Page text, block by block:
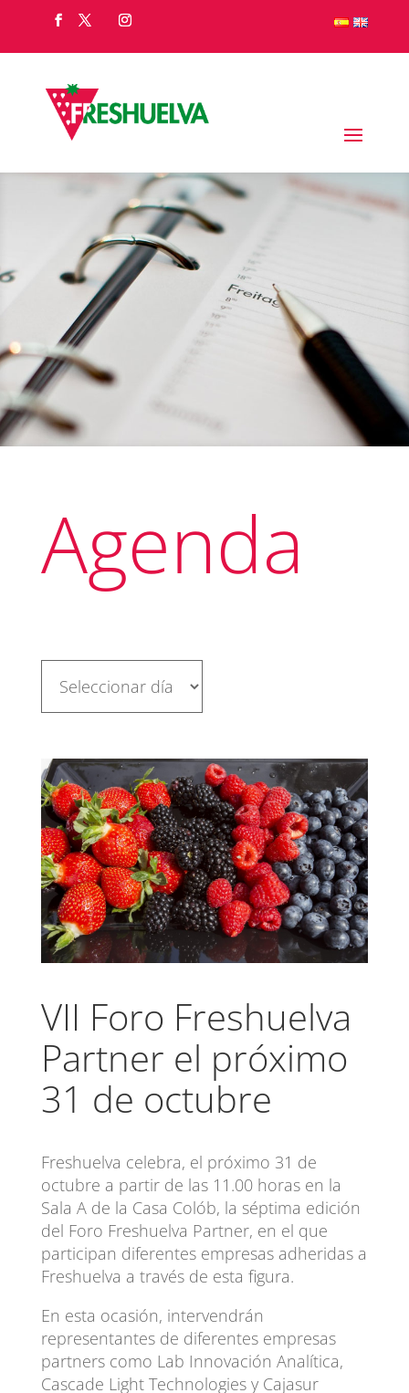
Agenda
VII Foro Freshuelva
Partner el próximo
31 de octubre
Freshuelva celebra, el próximo 31 de
octubre a partir de las 11.00 horas en la
Sala A de la Casa Colób, la séptima edición
del Foro Freshuelva Partner, en el que
participan diferentes empresas adheridas a
Freshuelva a través de esta figura.
En esta ocasión, intervendrán
representantes de diferentes empresas
partners como Lab Innovación Analítica,
Cascade Light Technologies y Cajasur